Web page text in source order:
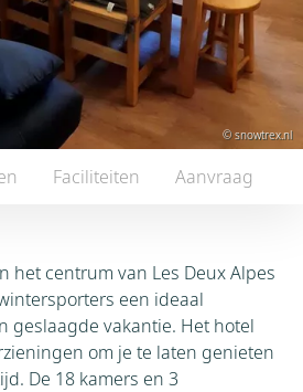
Faciliteiten Aanvraag
© snowtrex.nl
het centrum van Les Deux Alpes
een ideaal
geslaagde vakantie. Het hotel
om je te laten genieten
De 18 kamers en 3